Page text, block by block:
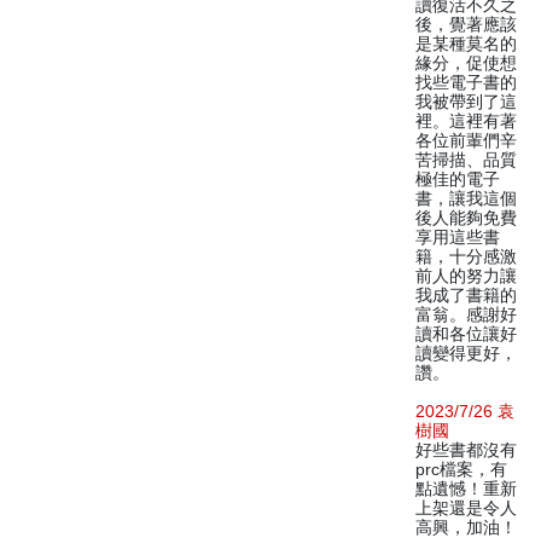
讀復活不久之
後，覺著應該
是某種莫名的
緣分，促使想
找些電子書的
我被帶到了這
裡。這裡有著
各位前輩們辛
苦掃描、品質
極佳的電子
書，讓我這個
後人能夠免費
享用這些書
籍，十分感激
前人的努力讓
我成了書籍的
富翁。感謝好
讀和各位讓好
讀變得更好，
讚。
2023/7/26 袁
樹國
好些書都沒有
prc檔案，有
點遺憾！重新
上架還是令人
高興，加油！